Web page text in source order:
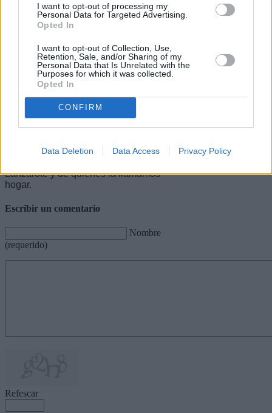
I want to opt-out of processing my
Personal Data for Targeted Advertising.
Opted In
I want to opt-out of Collection, Use,
Retention, Sale, and/or Sharing of my
Personal Data that Is Unrelated with the
Purposes for which it was collected.
Opted In
CONFIRM
Data Deletion Data Access Privacy Policy
naturales protegidos que forman parte
de nuestra identidad y de nuestro
atractivo turístico, además de mejorar
los servicios de información y gestión.
Solo así el éxito turístico podrá
traducirse en bienestar social,
sostenibilidad y futuro para Lanzarote.
Repensar el turismo desde dentro es,
en definitiva, decidir si queremos vivir
de récords. Y esa es una reflexión que,
cuando se apagan los focos de las
debemos hacer con calma, con
Lanzarote y de quienes la llamamos
hogar.
Escribir un comentario
Nombre
(requerido)
Refescar